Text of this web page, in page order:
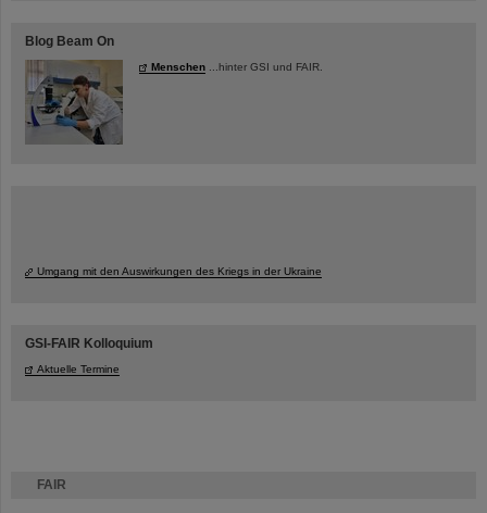
FAIR
Blog Beam On
Menschen ...hinter GSI und FAIR.
Umgang mit den Auswirkungen des Kriegs in der Ukraine
GSI-FAIR Kolloquium
Aktuelle Termine